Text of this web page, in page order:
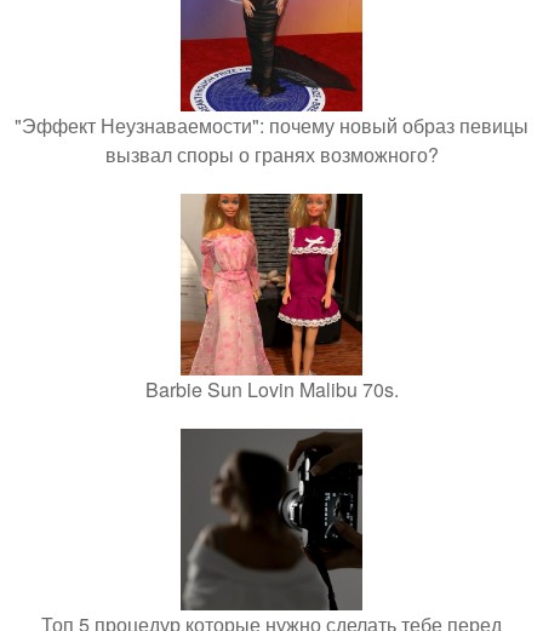
"Эффект Неузнаваемости": почему новый образ певицы
вызвал споры о гранях возможного?
Barbie Sun Lovin Malibu 70s.
Топ 5 процедур которые нужно сделать тебе перед